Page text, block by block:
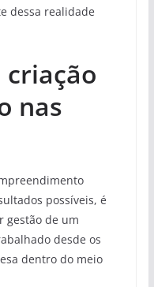
dessa realidade
criação
nas
possíveis, é
gestão de um
desde os
dentro do meio